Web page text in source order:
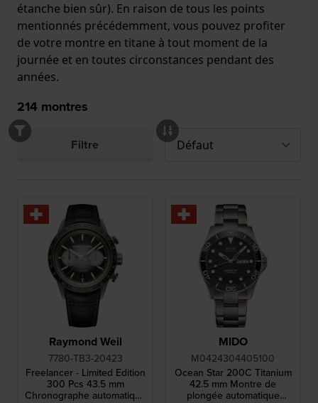
étanche bien sûr). En raison de tous les points
mentionnés précédemment, vous pouvez profiter
de votre montre en titane à tout moment de la
journée et en toutes circonstances pendant des
années.
214 montres
Filtre
Raymond Weil
7780-TB3-20423
Freelancer - Limited Edition
300 Pcs 43.5 mm
Chronographe automatique
MIDO
M0424304405100
Ocean Star 200C Titanium
42.5 mm Montre de
plongée automatique